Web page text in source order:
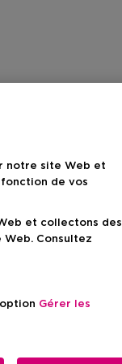
notre site Web et
de vos
et collectons des
Consultez
Gérer les